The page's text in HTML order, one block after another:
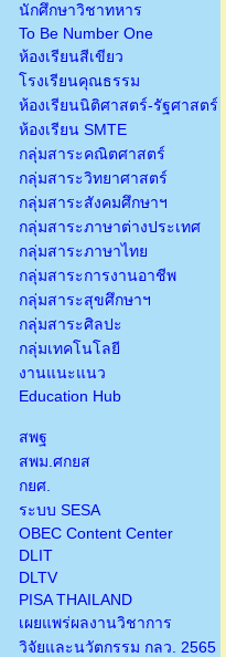
นักศึกษาวิชาทหาร
To Be Number One
ห้องเรียนสีเขียว
โรงเรียนคุณธรรม
ห้องเรียนนิติศาสตร์-รัฐศาสตร์
ห้องเรียน SMTE
กลุ่มสาระคณิตศาสตร์
กลุ่มสาระวิทยาศาสตร์
กลุ่มสาระสังคมศึกษาฯ
กลุ่มสาระภาษาต่างประเทศ
กลุ่มสาระภาษาไทย
กลุ่มสาระการงานอาชีพ
กลุ่มสาระสุขศึกษาฯ
กลุ่มสาระศิลปะ
กลุ่มเทคโนโลยี
งานแนะแนว
Education Hub
สพฐ
สพม.ศกยส
กยศ.
ระบบ SESA
OBEC Content Center
DLIT
DLTV
PISA THAILAND
เผยแพร่ผลงานวิชาการ
วิจัยและนวัตกรรม กลว. 2565